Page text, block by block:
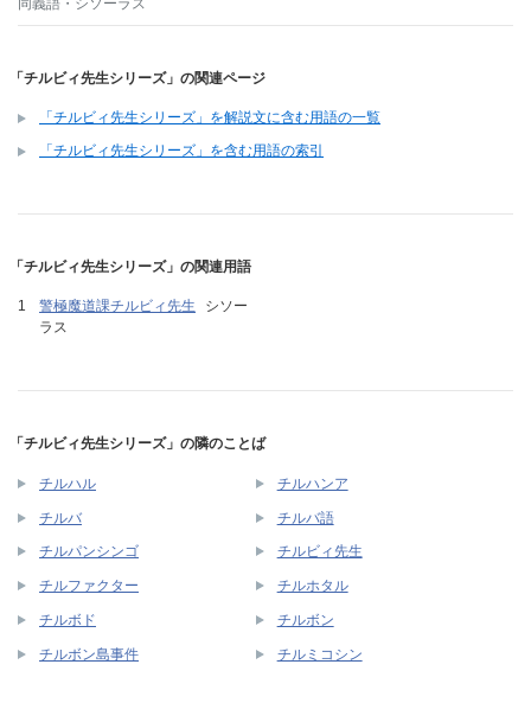
同義語・シソーラス
「チルビィ先生シリーズ」の関連ページ
「チルビィ先生シリーズ」を解説文に含む用語の一覧
「チルビィ先生シリーズ」を含む用語の索引
「チルビィ先生シリーズ」の関連用語
警極魔道課チルビィ先生
シソー
ラス
「チルビィ先生シリーズ」の隣のことば
チルハル チルハンア
チルバ チルバ語
チルパンシンゴ チルビィ先生
チルファクター チルホタル
チルボド チルボン
チルボン島事件 チルミコシン